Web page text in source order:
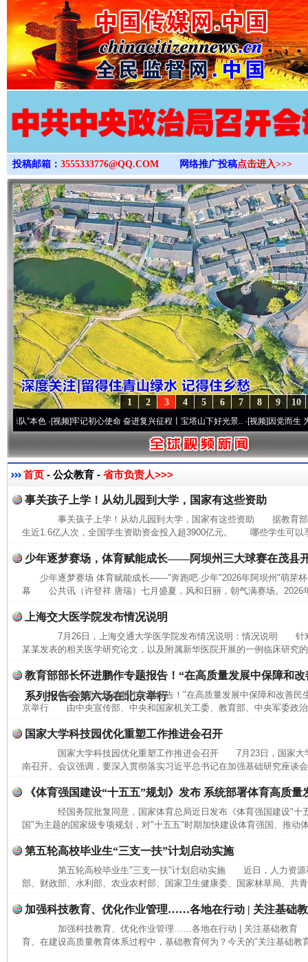
>
投稿邮箱： 3555333776@QQ.COM 网络推广投稿点击进入>>>
10
9
8
7
6
5
4
3
2
1
·[视频]牢记初心使命 奋进复兴征程丨宝塔山下好光景..·[视频]因党而生 为党而
首页 - 公众教育 - 省市负责人>>>
事关孩子上学！从幼儿园到大学，国家有这些资助
事关孩子上学！从幼儿园到大学，国家有这些资助 据教育部
生近1.6亿人次，全国学生资助资金投入超3900亿元。 哪些学生可以
少年逐梦赛场，体育赋能成长——阿坝州三大球赛在茂县
少年逐梦赛场 体育赋能成长——"奔跑吧·少年"2026年阿坝州"萌芽
幕 公共讯（许登祥 唐瑞）七月盛夏，风和日丽，朝气满赛场。2026
上海交大医学院发布情况说明
7月26日，上海交通大学医学院发布情况说明：情况说明 针
某某发表的相关医学研究论文，以及附属新华医院开展的一例临床研究
教育部部长怀进鹏作专题报告！“在高质量发展中保障和
系列报告会第六场在北京举行
教育部部长怀进鹏作专题报告！"在高质量发展中保障和改善民
京举行 由中央宣传部、中央和国家机关工委、教育部、中央军委政
国家大学科技园优化重塑工作推进会召开
国家大学科技园优化重塑工作推进会召开 7月23日，国家大
南召开。会议强调，要深入贯彻落实习近平总书记在加强基础研究座谈
《体育强国建设“十五五”规划》发布 系统部署体育高质量
经国务院批复同意，国家体育总局近日发布《体育强国建设"十
国"为主题的国家级专项规划，对"十五五"时期加快建设体育强国、推动
第五轮高校毕业生“三支一扶”计划启动实施
第五轮高校毕业生"三支一扶"计划启动实施 近日，人力资源
部、财政部、水利部、农业农村部、国家卫生健康委、国家林草局、共
加强科技教育、优化作业管理……各地在行动 | 关注基础
加强科技教育、优化作业管理……各地在行动 | 关注基础教育
育。在建设高质量教育体系过程中，基础教育何为？今天的"关注基础教
完善运行机制助力责任有效落实 一纸欠